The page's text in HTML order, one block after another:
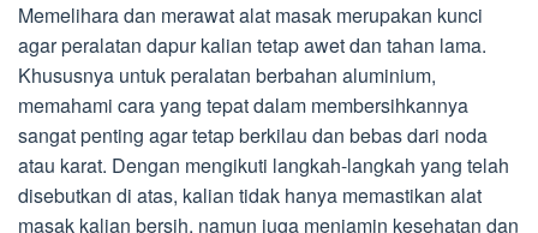
Memelihara dan merawat alat masak merupakan kunci
agar peralatan dapur kalian tetap awet dan tahan lama.
Khususnya untuk peralatan berbahan aluminium,
memahami cara yang tepat dalam membersihkannya
sangat penting agar tetap berkilau dan bebas dari noda
atau karat. Dengan mengikuti langkah-langkah yang telah
disebutkan di atas, kalian tidak hanya memastikan alat
masak kalian bersih, namun juga menjamin kesehatan dan